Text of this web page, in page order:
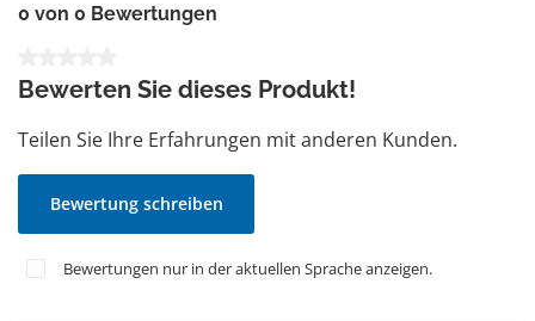
0 von 0 Bewertungen
Bewerten Sie dieses Produkt!
Teilen Sie Ihre Erfahrungen mit anderen Kunden.
Bewertung schreiben
Bewertungen nur in der aktuellen Sprache anzeigen.